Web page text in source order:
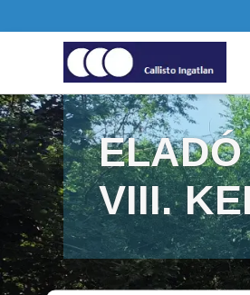
VIII.